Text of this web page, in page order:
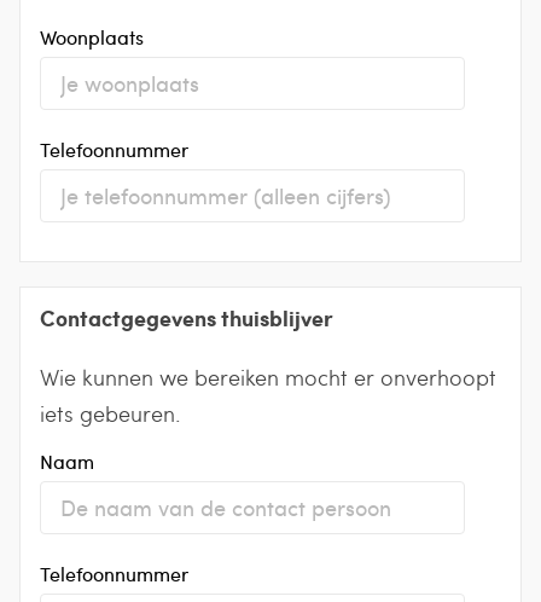
Woonplaats
Telefoonnummer
Contactgegevens thuisblijver
Wie kunnen we bereiken mocht er onverhoopt
iets gebeuren.
Naam
Telefoonnummer